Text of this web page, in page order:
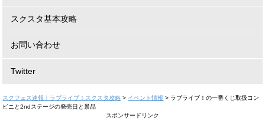
スクスタ基本攻略
お問い合わせ
Twitter
スクフェス速報｜ラブライブ！スクスタ攻略 > イベント情報 > ラブライブ！の一番くじ取扱コン
ビニと2ndステージの発売日と景品
スポンサードリンク